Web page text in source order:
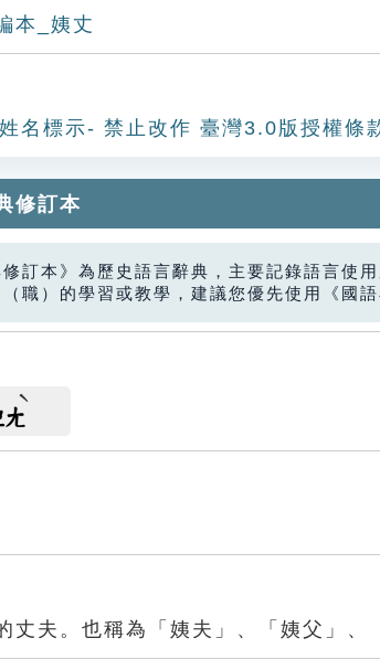
本_姨丈
名標示- 禁止改作 臺灣3.0版授權條
修訂本
修訂本》為歷史語言辭典，主要記錄語言使
職）的學習或教學，建議您優先使用《國
ㄤ
丈夫。也稱為「姨夫」、「姨父」、